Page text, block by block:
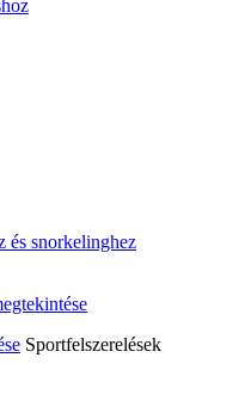
és snorkelinghez
Sportfelszerelések